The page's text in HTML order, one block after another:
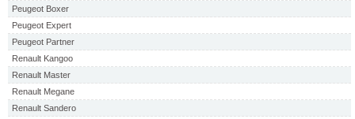
Peugeot Boxer
Peugeot Expert
Peugeot Partner
Renault Kangoo
Renault Master
Renault Megane
Renault Sandero